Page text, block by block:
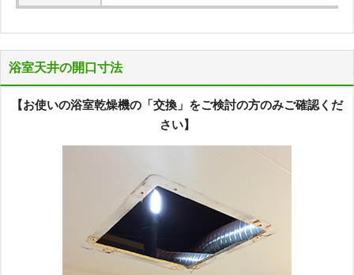
浴室天井の開口寸法
【お使いの浴室乾燥機の「交換」をご検討の方のみご確認くだ
さい】